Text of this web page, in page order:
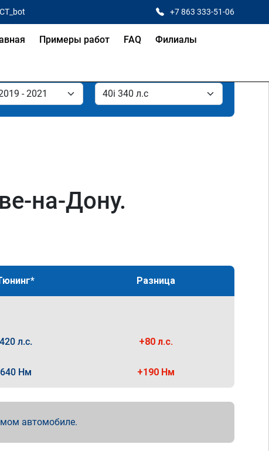
+7 863 333-51-06
Примеры работ FAQ Филиалы
на-Дону.
Разница
420 л.с. +80 л.с.
640 Нм +190 Нм
автомобиле.